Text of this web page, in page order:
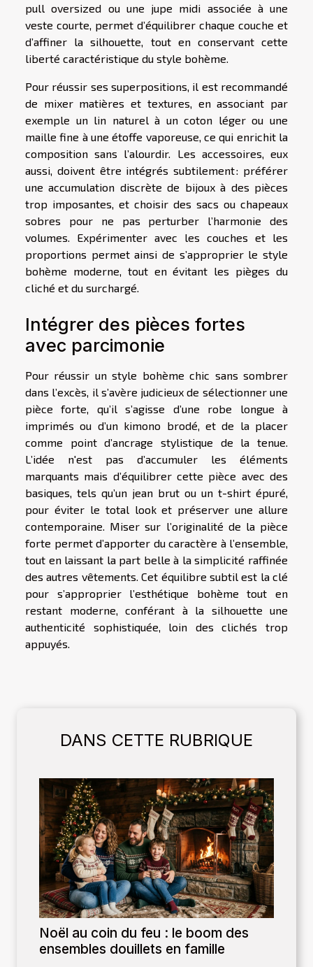
pull oversized ou une jupe midi associée à une
veste courte, permet d’équilibrer chaque couche et
d’affiner la silhouette, tout en conservant cette
liberté caractéristique du style bohème.
Pour réussir ses superpositions, il est recommandé
de mixer matières et textures, en associant par
exemple un lin naturel à un coton léger ou une
maille fine à une étoffe vaporeuse, ce qui enrichit la
composition sans l’alourdir. Les accessoires, eux
aussi, doivent être intégrés subtilement : préférer
une accumulation discrète de bijoux à des pièces
trop imposantes, et choisir des sacs ou chapeaux
sobres pour ne pas perturber l’harmonie des
volumes. Expérimenter avec les couches et les
proportions permet ainsi de s’approprier le style
bohème moderne, tout en évitant les pièges du
cliché et du surchargé.
Intégrer des pièces fortes
avec parcimonie
Pour réussir un style bohème chic sans sombrer
dans l’excès, il s’avère judicieux de sélectionner une
pièce forte, qu’il s’agisse d’une robe longue à
imprimés ou d’un kimono brodé, et de la placer
comme point d’ancrage stylistique de la tenue.
L’idée n'est pas d’accumuler les éléments
marquants mais d’équilibrer cette pièce avec des
basiques, tels qu’un jean brut ou un t-shirt épuré,
pour éviter le total look et préserver une allure
contemporaine. Miser sur l’originalité de la pièce
forte permet d’apporter du caractère à l’ensemble,
tout en laissant la part belle à la simplicité raffinée
des autres vêtements. Cet équilibre subtil est la clé
pour s’approprier l’esthétique bohème tout en
restant moderne, conférant à la silhouette une
authenticité sophistiquée, loin des clichés trop
appuyés.
DANS CETTE RUBRIQUE
Noël au coin du feu : le boom des
ensembles douillets en famille